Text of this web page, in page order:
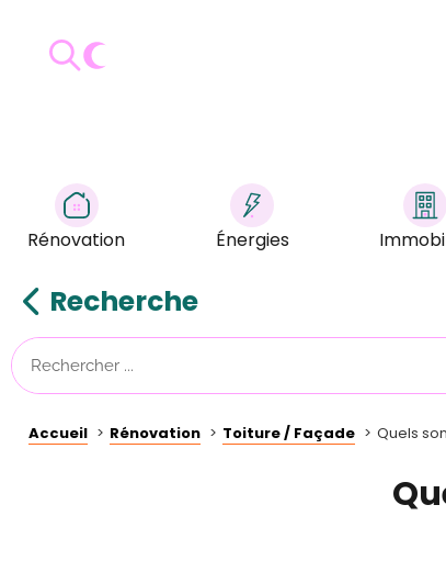
Rénovation Énergies
Recherche
Accueil Rénovation Toiture / Façade Quels